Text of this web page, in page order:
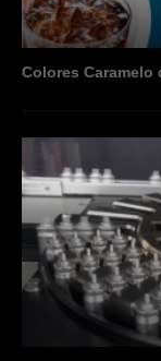
Colores Caramelo